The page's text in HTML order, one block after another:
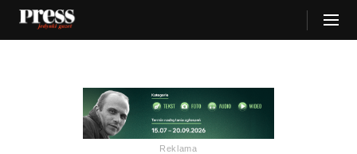
Reklama